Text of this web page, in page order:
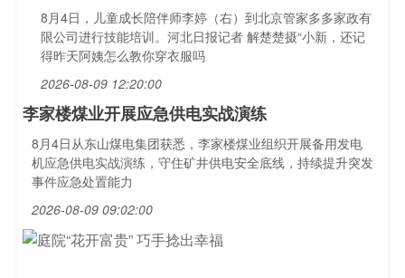
8月4日，儿童成长陪伴师李婷（右）到北京管家多多家政有
限公司进行技能培训。河北日报记者 解楚楚摄“小新，还记
得昨天阿姨怎么教你穿衣服吗
2026-08-09 12:20:00
李家楼煤业开展应急供电实战演练
8月4日从东山煤电集团获悉，李家楼煤业组织开展备用发电
机应急供电实战演练，守住矿井供电安全底线，持续提升突发
事件应急处置能力
2026-08-09 09:02:00